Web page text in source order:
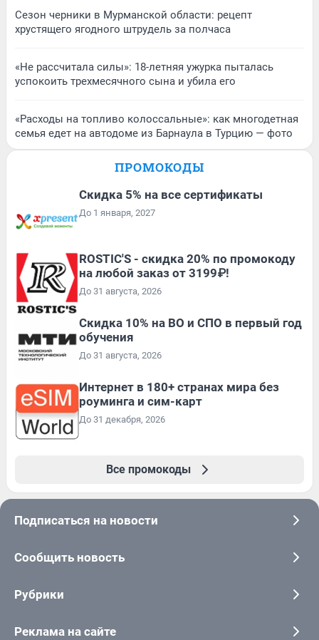
Сезон черники в Мурманской области: рецепт
хрустящего ягодного штрудель за полчаса
«Не рассчитала силы»: 18-летняя ужурка пыталась
успокоить трехмесячного сына и убила его
«Расходы на топливо колоссальные»: как многодетная
семья едет на автодоме из Барнаула в Турцию — фото
ПРОМОКОДЫ
Скидка 5% на все сертификаты
До 1 января, 2027
ROSTIC'S - скидка 20% по промокоду
на любой заказ от 3199₽!
До 31 августа, 2026
Скидка 10% на ВО и СПО в первый год
обучения
До 31 августа, 2026
Интернет в 180+ странах мира без
роуминга и сим-карт
До 31 декабря, 2026
Все промокоды
Подписаться на новости
Сообщить новость
Рубрики
Реклама на сайте